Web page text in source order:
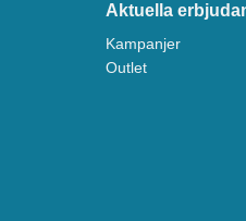
Aktuella
Kampanjer
Outlet